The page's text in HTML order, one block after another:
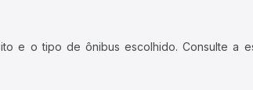
e o tipo de ônibus escolhido. Consulte a